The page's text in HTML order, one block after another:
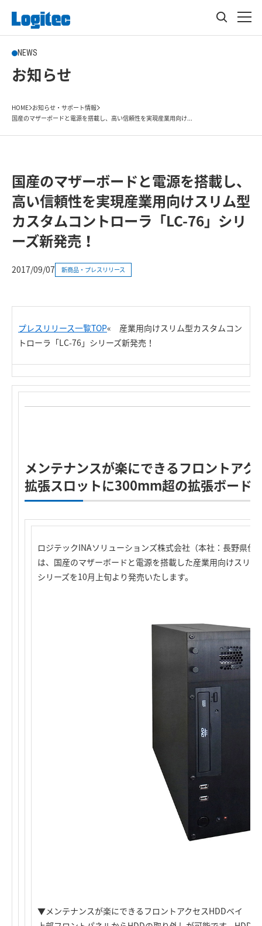
NEWS
お知らせ
HOME お知らせ・サポート情報
国産のマザーボードと電源を搭載し、高い信頼性を実現産業用向け...
国産のマザーボードと電源を搭載し、
高い信頼性を実現産業用向けスリム型
カスタムコントローラ「LC-76」シリ
ーズ新発売！
2017/09/07 新商品・プレスリリース
プレスリリース一覧TOP«
産業用向けスリム型カスタムコン
トローラ「LC-76」シリーズ新発売！
メンテナンスが楽にできるフロントア
拡張スロットに300mm超の拡張ボード
ロジテックINAソリューションズ株式会社（本社：長野県伊
は、国産のマザーボードと電源を搭載した産業用向けスリ
シリーズを10月上旬より発売いたします。
▼メンテナンスが楽にできるフロントアクセスHDDベイ